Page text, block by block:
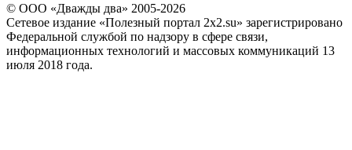
© ООО «Дважды два» 2005-2026
Сетевое издание «Полезный портал 2x2.su» зарегистрировано
Федеральной службой по надзору в сфере связи,
информационных технологий и массовых коммуникаций 13
июля 2018 года.